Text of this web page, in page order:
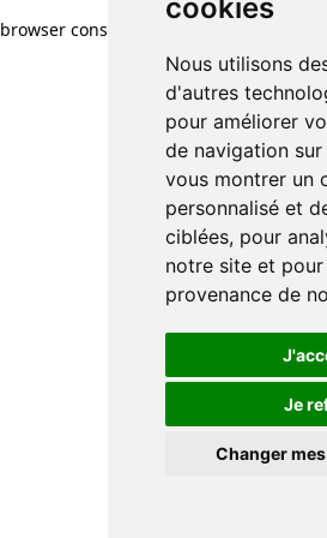
cookies
Nous utilisons
d'autres
pour améliorer
de navigation
vous montrer un
personnalisé et
ciblées, pour
notre site et
provenance de
Je
Changer
browser console for more information)